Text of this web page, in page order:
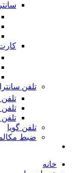
تلفن
تلفن
تلفن
تلفن گویا
ضبط
خانه